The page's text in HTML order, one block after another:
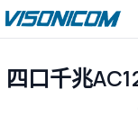
四口千兆